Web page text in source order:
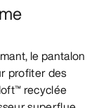
le pantalon
profiter des
recyclée